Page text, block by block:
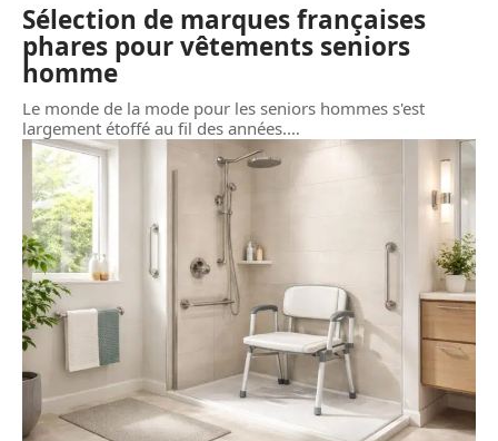
Sélection de marques françaises
phares pour vêtements seniors
homme
Le monde de la mode pour les seniors hommes s'est
largement étoffé au fil des années.…